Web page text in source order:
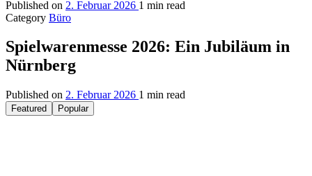
Published on 2. Februar 2026 1 min read
Category Büro
Spielwarenmesse 2026: Ein Jubiläum in
Nürnberg
Published on 2. Februar 2026 1 min read
Featured Popular